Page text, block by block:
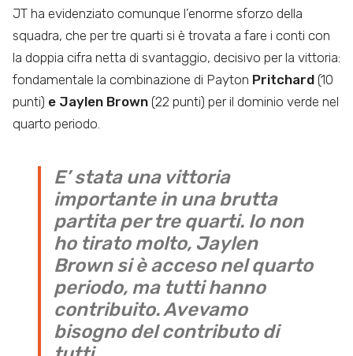
JT ha evidenziato comunque l’enorme sforzo della
squadra, che per tre quarti si è trovata a fare i conti con
la doppia cifra netta di svantaggio, decisivo per la vittoria:
fondamentale la combinazione di Payton Pritchard (10
punti) e Jaylen Brown (22 punti) per il dominio verde nel
quarto periodo.
E’ stata una vittoria
importante in una brutta
partita per tre quarti. Io non
ho tirato molto, Jaylen
Brown si è acceso nel quarto
periodo, ma tutti hanno
contribuito. Avevamo
bisogno del contributo di